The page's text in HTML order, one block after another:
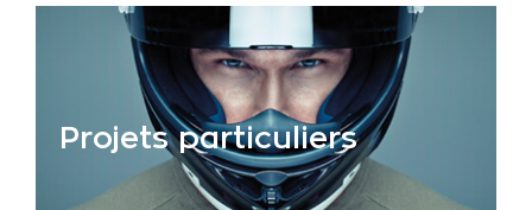
Projets particuliers